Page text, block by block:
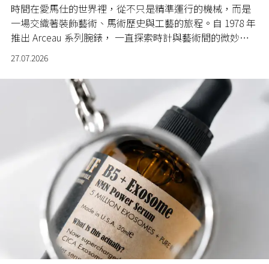
時間在愛馬仕的世界裡，從不只是精準運行的機械，而是
一場交織著裝飾藝術、馬術歷史與工藝的旅程。自 1978 年
推出 Arceau 系列腕錶， 一直探索時計與藝術間的微妙關
27.07.2026